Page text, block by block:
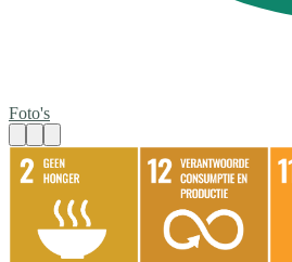
Foto's